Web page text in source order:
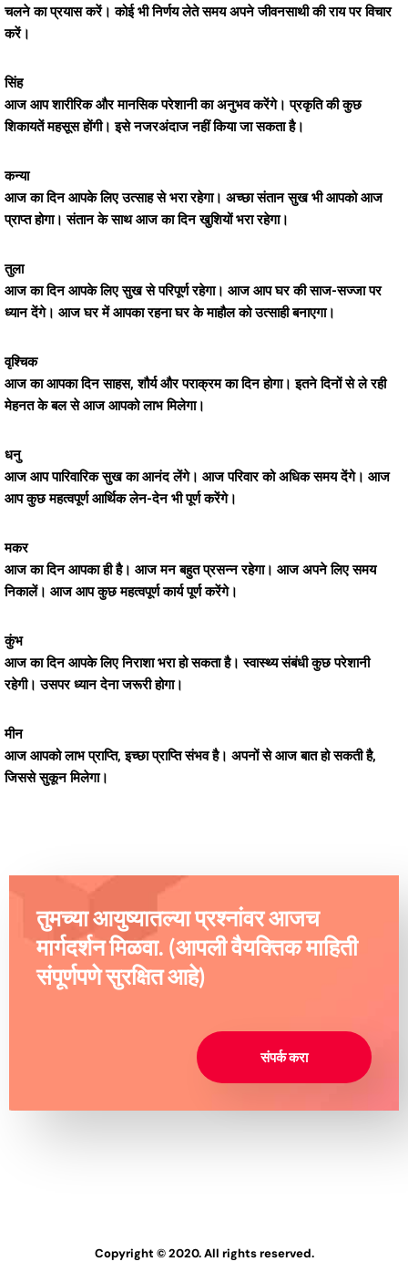
चलने का प्रयास करें। कोई भी निर्णय लेते समय अपने जीवनसाथी की राय पर विचार
करें।
सिंह
आज आप शारीरिक और मानसिक परेशानी का अनुभव करेंगे। प्रकृति की कुछ
शिकायतें महसूस होंगी। इसे नजरअंदाज नहीं किया जा सकता है।
कन्या
आज का दिन आपके लिए उत्साह से भरा रहेगा। अच्छा संतान सुख भी आपको आज
प्राप्त होगा। संतान के साथ आज का दिन खुशियों भरा रहेगा।
तुला
आज का दिन आपके लिए सुख से परिपूर्ण रहेगा। आज आप घर की साज-सज्जा पर
ध्यान देंगे। आज घर में आपका रहना घर के माहौल को उत्साही बनाएगा।
वृश्चिक
आज का आपका दिन साहस, शौर्य और पराक्रम का दिन होगा। इतने दिनों से ले रही
मेहनत के बल से आज आपको लाभ मिलेगा।
धनु
आज आप पारिवारिक सुख का आनंद लेंगे। आज परिवार को अधिक समय देंगे। आज
आप कुछ महत्वपूर्ण आर्थिक लेन-देन भी पूर्ण करेंगे।
मकर
आज का दिन आपका ही है। आज मन बहुत प्रसन्न रहेगा। आज अपने लिए समय
निकालें। आज आप कुछ महत्वपूर्ण कार्य पूर्ण करेंगे।
कुंभ
आज का दिन आपके लिए निराशा भरा हो सकता है। स्वास्थ्य संबंधी कुछ परेशानी
रहेगी। उसपर ध्यान देना जरूरी होगा।
मीन
आज आपको लाभ प्राप्ति, इच्छा प्राप्ति संभव है। अपनों से आज बात हो सकती है,
जिससे सुकून मिलेगा।
तुमच्या आयुष्यातल्या प्रश्नांवर आजच
मार्गदर्शन मिळवा. (आपली वैयक्तिक माहिती
संपूर्णपणे सुरक्षित आहे)
संपर्क करा
Copyright © 2020. All rights reserved.